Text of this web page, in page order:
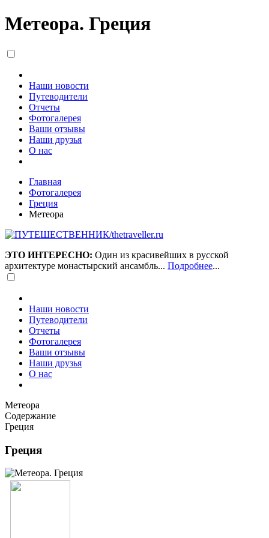
Метеора. Греция
Наши новости
Путеводители
Отчеты
Фотогалерея
Ваши отзывы
Наши друзья
О нас
Главная
Фотогалерея
Греция
Метеора
ЭТО ИНТЕРЕСНО: Один из красивейших в русской
архитектуре монастырский ансамбль... Подробнее...
Наши новости
Путеводители
Отчеты
Фотогалерея
Ваши отзывы
Наши друзья
О нас
Метеора
Содержание
Греция
Греция